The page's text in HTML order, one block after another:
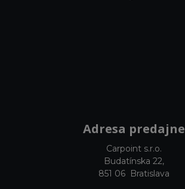
Adresa predajne
Carpoint s.r.o.
Budatínska 22,
851 06 Bratislava